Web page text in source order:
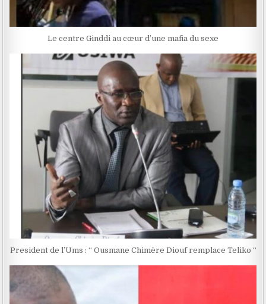
Le centre Ginddi au cœur d’une mafia du sexe
President de l’Ums : “ Ousmane Chimère Diouf remplace Teliko “